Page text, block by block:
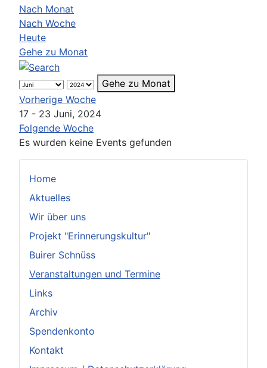
Home
Aktuelles
Wir über uns
Projekt "Erinnerungskultur"
Buirer Schnüss
Veranstaltungen und Termine
Links
Archiv
Spendenkonto
Kontakt
Nach Monat
Nach Woche
Heute
Gehe zu Monat
Gehe zu Monat
Vorherige Woche
17 - 23 Juni, 2024
Folgende Woche
Es wurden keine Events gefunden